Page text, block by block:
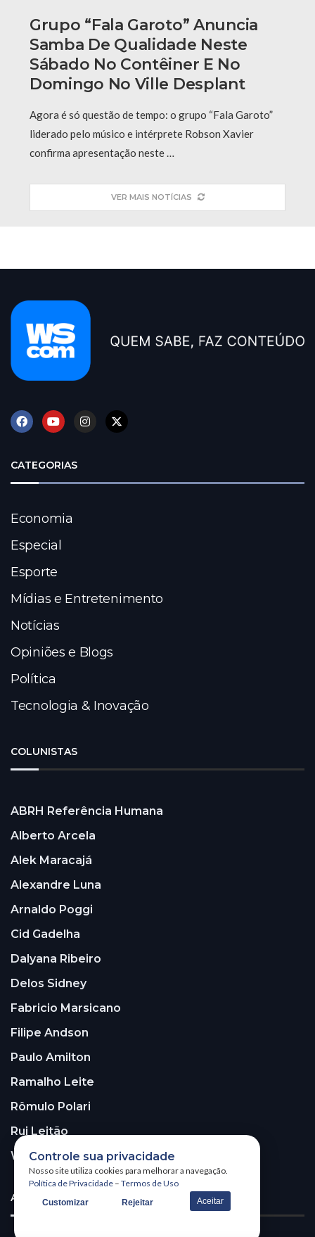
Grupo “Fala Garoto” Anuncia
Samba De Qualidade Neste
Sábado No Contêiner E No
Domingo No Ville Desplant
Agora é só questão de tempo: o grupo “Fala Garoto”
liderado pelo músico e intérprete Robson Xavier
confirma apresentação neste …
VER MAIS NOTÍCIAS
CATEGORIAS
Economia
Especial
Esporte
Mídias e Entretenimento
Notícias
Opiniões e Blogs
Política
Tecnologia & Inovação
COLUNISTAS
ABRH Referência Humana
Alberto Arcela
Alek Maracajá
Alexandre Luna
Arnaldo Poggi
Cid Gadelha
Dalyana Ribeiro
Delos Sidney
Fabricio Marsicano
Filipe Andson
Paulo Amilton
Ramalho Leite
Rômulo Polari
Rui Leitão
Walter Santos
ASSINE A NOSSA NEWSLETTER!
Controle sua privacidade
Nosso site utiliza cookies para melhorar a navegação.
Política de Privacidade – Termos de Uso
Customizar Rejeitar Aceitar